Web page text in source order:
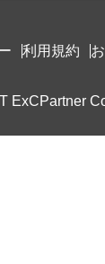
利用規約
ExCPartner